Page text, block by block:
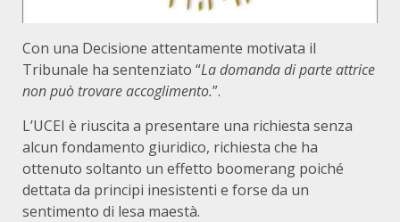
Con una Decisione attentamente motivata il
Tribunale ha sentenziato “La domanda di parte attrice
non può trovare accoglimento.”.
L’UCEI è riuscita a presentare una richiesta senza
alcun fondamento giuridico, richiesta che ha
ottenuto soltanto un effetto boomerang poiché
dettata da principi inesistenti e forse da un
sentimento di lesa maestà.